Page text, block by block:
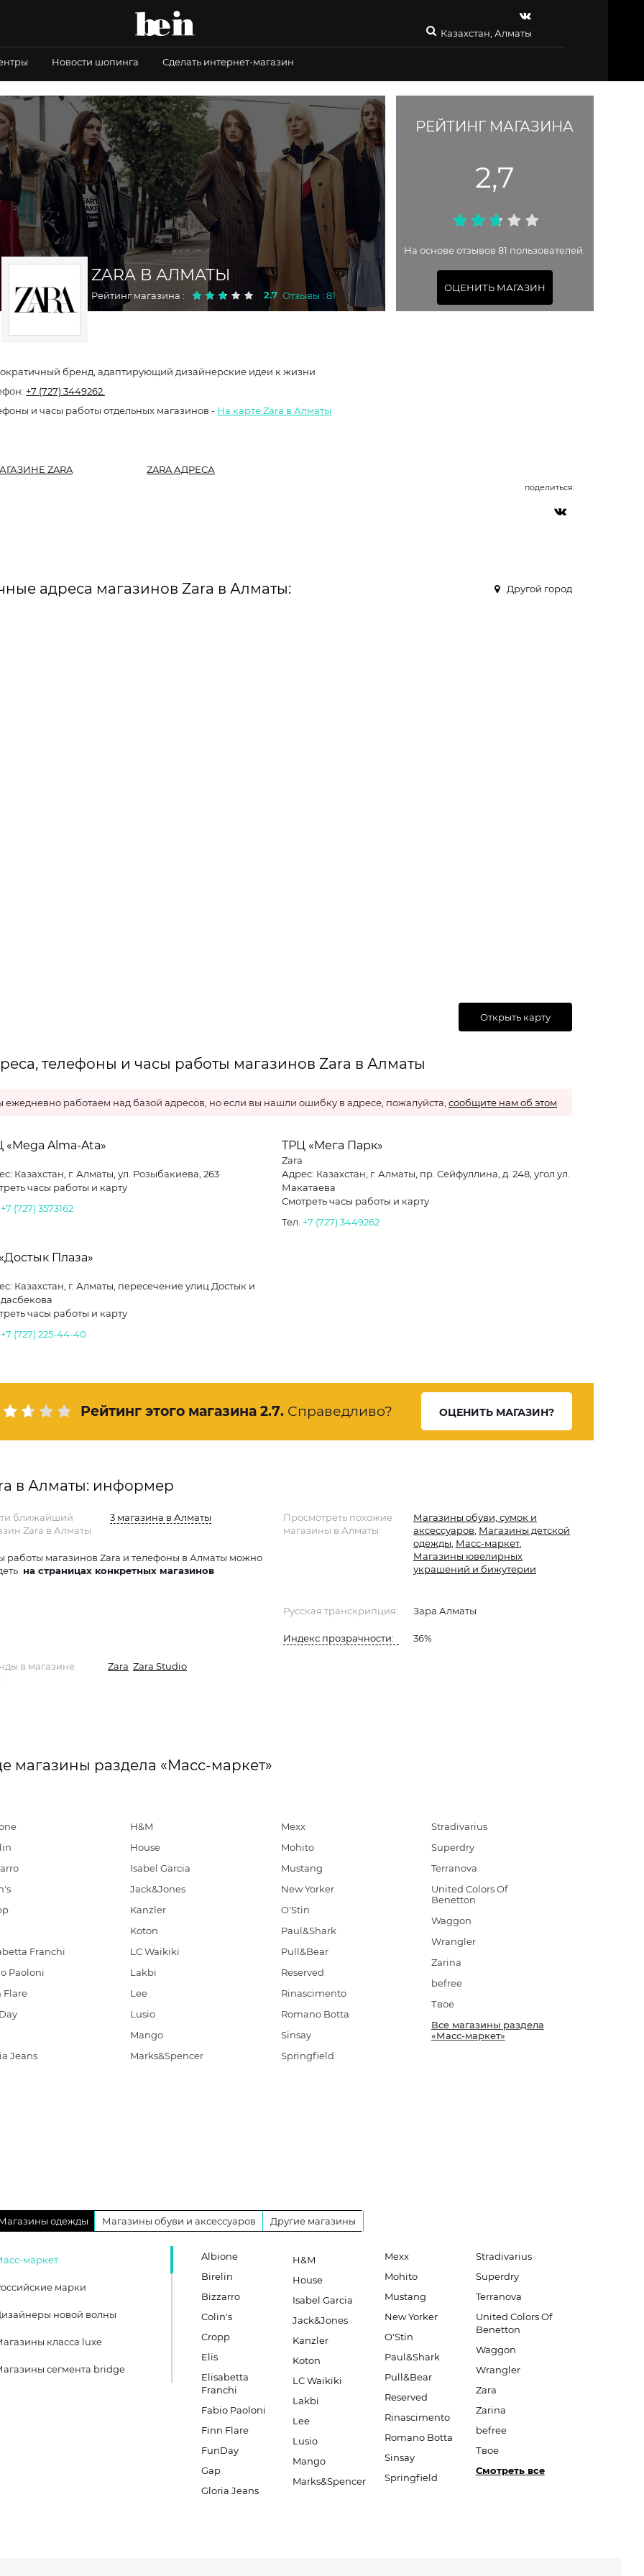
Казахстан, Алматы
Новости шопинга Сделать интернет-магазин
ZARA В АЛМАТЫ
Рейтинг магазина : 2.7 Отзывы : 81
РЕЙТИНГ МАГАЗИНА
2,7
На основе отзывов 81 пользователей.
ОЦЕНИТЬ МАГАЗИН
бренд, адаптирующий дизайнерские идеи к жизни
+7 (727) 3449262.
и часы работы отдельных магазинов - На карте Zara в Алматы
ZARA ZARA АДРЕСА
поделиться:
адреса магазинов Zara в Алматы: Другой город
Открыть карту
телефоны и часы работы магазинов Zara в Алматы
ежедневно работаем над базой адресов, но если вы нашли ошибку в адресе, пожалуйста, сообщите нам об этом
«Mega Alma-Ata»
Казахстан, г. Алматы, ул. Розыбакиева, 263
часы работы и карту
+7 (727) 3573162
ТРЦ «Мега Парк»
Zara
Адрес: Казахстан, г. Алматы, пр. Сейфуллина, д. 248, угол ул.
Макатаева
Смотреть часы работы и карту
Тел. +7 (727) 3449262
Плаза»
Казахстан, г. Алматы, пересечение улиц Достык и
часы работы и карту
+7 (727) 225-44-40
Рейтинг этого магазина 2.7. Справедливо? ОЦЕНИТЬ МАГАЗИН?
в Алматы: информер
ближайший
Zara в Алматы
3 магазина в Алматы
работы магазинов Zara и телефоны в Алматы можно
на страницах конкретных магазинов
Просмотреть похожие
магазины в Алматы:
Магазины обуви, сумок и
аксессуаров Магазины детской
одежды Масс-маркет,
Магазины ювелирных
украшений и бижутерии
Русская транскрипция: Зара Алматы
Индекс прозрачности: 36%
в магазине
Zara Zara Studio
магазины раздела «Масс-маркет»
Franchi
Paoloni
Flare
Jeans
H&M
House
Isabel Garcia
Jack&Jones
Kanzler
Koton
LC Waikiki
Lakbi
Lee
Lusio
Mango
Marks&Spencer
Mexx
Mohito
Mustang
New Yorker
O'Stin
Paul&Shark
Pull&Bear
Reserved
Rinascimento
Romano Botta
Sinsay
Springfield
Stradivarius
Superdry
Terranova
United Colors Of
Benetton
Waggon
Wrangler
Zarina
befree
Твое
Все магазины раздела
«Масс-маркет»
одежды Магазины обуви и аксессуаров Другие магазины
маркет
марки
новой волны
класса luxe
сегмента bridge
Albione
Birelin
Bizzarro
Colin's
Cropp
Elis
Elisabetta
Franchi
Fabio Paoloni
Finn Flare
FunDay
Gap
Gloria Jeans
H&M
House
Isabel Garcia
Jack&Jones
Kanzler
Koton
LC Waikiki
Lakbi
Lee
Lusio
Mango
Marks&Spencer
Mexx
Mohito
Mustang
New Yorker
O'Stin
Paul&Shark
Pull&Bear
Reserved
Rinascimento
Romano Botta
Sinsay
Springfield
Stradivarius
Superdry
Terranova
United Colors Of
Benetton
Waggon
Wrangler
Zara
Zarina
befree
Твое
Смотреть все